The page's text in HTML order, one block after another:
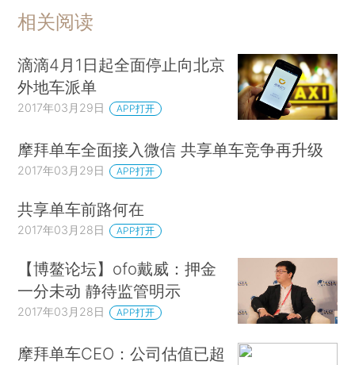
相关阅读
滴滴4月1日起全面停止向北京
外地车派单
2017年03月29日 APP打开
摩拜单车全面接入微信 共享单车竞争再升级
2017年03月29日 APP打开
共享单车前路何在
2017年03月28日 APP打开
【博鳌论坛】ofo戴威：押金
一分未动 静待监管明示
2017年03月28日 APP打开
摩拜单车CEO：公司估值已超